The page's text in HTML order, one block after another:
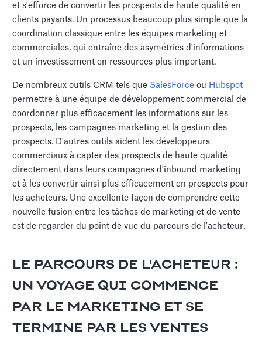
et s'efforce de convertir les prospects de haute qualité en
clients payants. Un processus beaucoup plus simple que la
coordination classique entre les équipes marketing et
commerciales, qui entraîne des asymétries d'informations
et un investissement en ressources plus important.
De nombreux outils CRM tels que SalesForce ou Hubspot
permettre à une équipe de développement commercial de
coordonner plus efficacement les informations sur les
prospects, les campagnes marketing et la gestion des
prospects. D'autres outils aident les développeurs
commerciaux à capter des prospects de haute qualité
directement dans leurs campagnes d'inbound marketing
et à les convertir ainsi plus efficacement en prospects pour
les acheteurs. Une excellente façon de comprendre cette
nouvelle fusion entre les tâches de marketing et de vente
est de regarder du point de vue du parcours de l'acheteur.
LE PARCOURS DE L'ACHETEUR :
UN VOYAGE QUI COMMENCE
PAR LE MARKETING ET SE
TERMINE PAR LES VENTES